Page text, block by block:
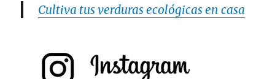
Cultiva tus verduras ecológicas en casa